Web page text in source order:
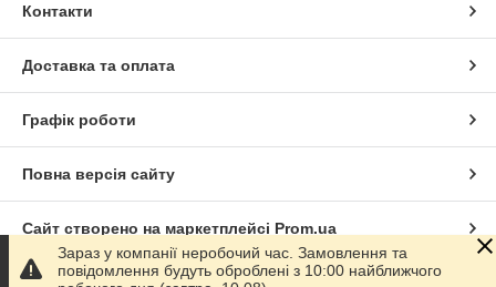
Контакти
Доставка та оплата
Графік роботи
Повна версія сайту
Сайт створено на маркетплейсі Prom.ua
Політика конфіденційності
Зараз у компанії неробочий час. Замовлення та
повідомлення будуть оброблені з 10:00 найближчого